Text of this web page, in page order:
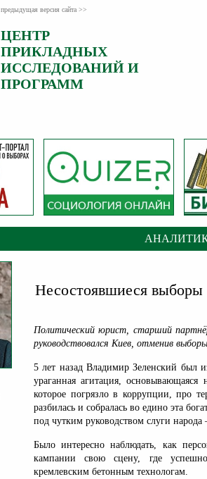
предыдущая версия сайта >>
ЦЕНТР
ПРИКЛАДНЫХ
ИССЛЕДОВАНИЙ И
ПРОГРАММ
Несостоявшиеся выборы
Политический юрист, старший
руководствовался Киев, отменив
5 лет назад Владимир Зеленский был
ураганная агитация, основывающаяся
которое погрязло в коррупции, про
разбилась и собралась во едино эта
под чутким руководством слуги народа
Было интересно наблюдать, как
кампании свою сцену, где
кремлевским бетонным технологам.